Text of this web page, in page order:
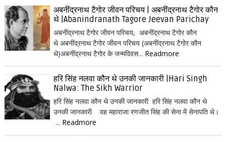
अबनींद्रनाथ टैगोर जीवन परिचय | अबनींद्रनाथ टैगोर कौन
थे |Abanindranath Tagore Jeevan Parichay
अबनींद्रनाथ टैगोर जीवन परिचय, अबनींद्रनाथ टैगोर कौन
थे अबनींद्रनाथ टैगोर जीवन परिचय (अबनींद्रनाथ टैगोर कौन
थे)अबनींद्रनाथ टैगोर के जन्मदिवस... Readmore
हरि सिंह नलवा कौन थे उनकी जानकारी |Hari Singh
Nalwa: The Sikh Warrior
हरि सिंह नलवा कौन थे उनकी जानकारी हरि सिंह नलवा कौन थे
उनकी जानकारी वह महाराजा रणजीत सिंह की सेना में सेनापति थे।
... Readmore